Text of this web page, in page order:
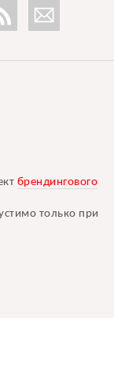
брендингового
только при